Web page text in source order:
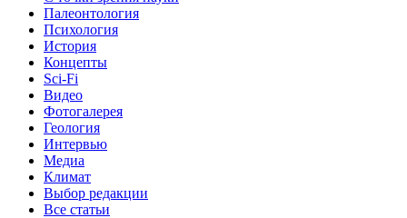
Палеонтология
Психология
История
Концепты
Sci-Fi
Видео
Фотогалерея
Геология
Интервью
Медиа
Климат
Выбор редакции
Все статьи